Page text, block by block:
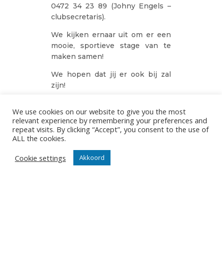
0472 34 23 89 (Johny Engels –
clubsecretaris).
We kijken ernaar uit om er een
mooie, sportieve stage van te
maken samen!
We hopen dat jij er ook bij zal
zijn!
23/02/2023
We use cookies on our website to give you the most
relevant experience by remembering your preferences and
repeat visits. By clicking “Accept”, you consent to the use of
ALL the cookies.
Cookie settings
Akkoord